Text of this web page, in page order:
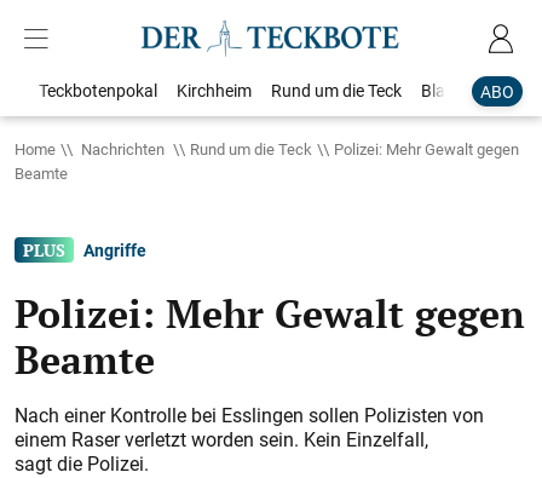
ABO
Teckbotenpokal Kirchheim Rund um die Teck Blaulicht
Home Nachrichten Rund um die Teck
Polizei: Mehr Gewalt gegen
Beamte
Angriffe
Polizei: Mehr Gewalt gegen
Beamte
Nach einer Kontrolle bei Esslingen ­sollen Polizisten von
einem Raser verletzt worden sein. Kein Einzelfall,
sagt die Polizei.